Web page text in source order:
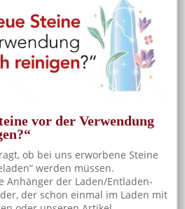
vor der Verwendung
ob bei uns erworbene Steine
werden müssen.
Anhänger der Laden/Entladen-
der schon einmal im Laden mit